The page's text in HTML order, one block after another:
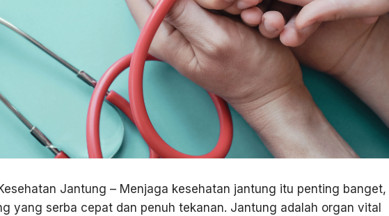
Jantung – Menjaga kesehatan jantung itu penting banget,
yang serba cepat dan penuh tekanan. Jantung adalah organ vital